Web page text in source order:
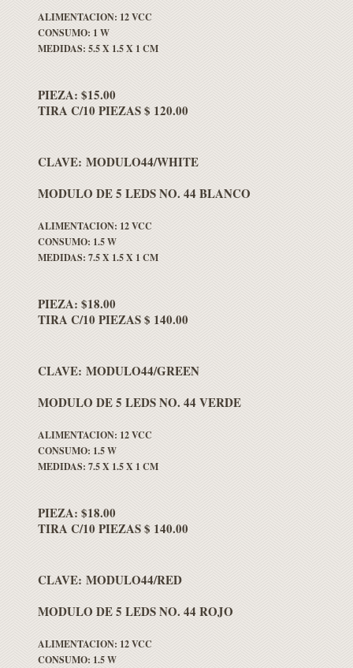
ALIMENTACION: 12 VCC
CONSUMO: 1 W
MEDIDAS: 5.5 X 1.5 X 1 CM
PIEZA: $15.00
TIRA C/10 PIEZAS $ 120.00
CLAVE: MODULO44/WHITE
MODULO DE 5 LEDS NO. 44 BLANCO
ALIMENTACION: 12 VCC
CONSUMO: 1.5 W
MEDIDAS: 7.5 X 1.5 X 1 CM
PIEZA: $18.00
TIRA C/10 PIEZAS $ 140.00
CLAVE: MODULO44/GREEN
MODULO DE 5 LEDS NO. 44 VERDE
ALIMENTACION: 12 VCC
CONSUMO: 1.5 W
MEDIDAS: 7.5 X 1.5 X 1 CM
PIEZA: $18.00
TIRA C/10 PIEZAS $ 140.00
CLAVE: MODULO44/RED
MODULO DE 5 LEDS NO. 44 ROJO
ALIMENTACION: 12 VCC
CONSUMO: 1.5 W